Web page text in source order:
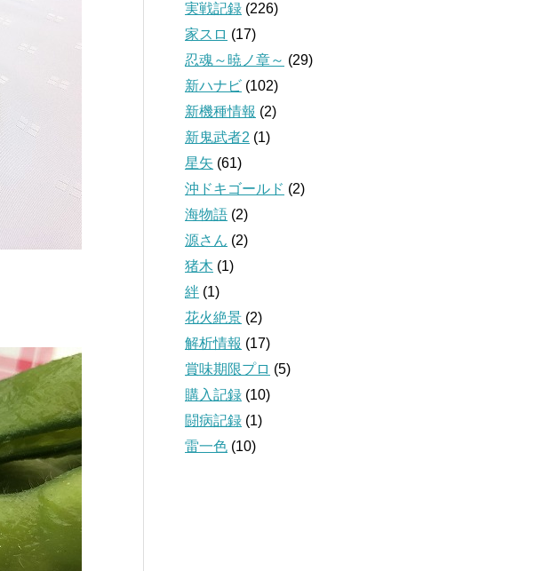
実戦記録 (226)
家スロ (17)
忍魂～暁ノ章～ (29)
新ハナビ (102)
新機種情報 (2)
新鬼武者2 (1)
星矢 (61)
沖ドキゴールド (2)
海物語 (2)
源さん (2)
猪木 (1)
絆 (1)
花火絶景 (2)
解析情報 (17)
賞味期限プロ (5)
購入記録 (10)
闘病記録 (1)
雷一色 (10)